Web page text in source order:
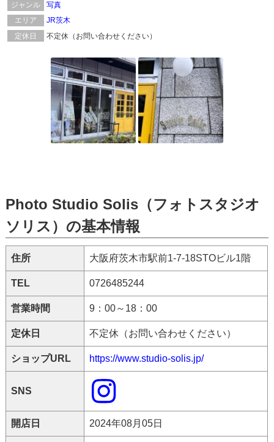
ジャンル
写真
エリア
JR茨木
定休日
不定休（お問い合わせください）
Photo Studio Solis（フォトスタジオ
ソリス）の基本情報
住所 大阪府茨木市駅前1-7-18STOビル1階
TEL 0726485244
営業時間 9：00～18：00
定休日 不定休（お問い合わせください）
ショップURL https://www.studio-solis.jp/
SNS
開店日 2024年08月05日